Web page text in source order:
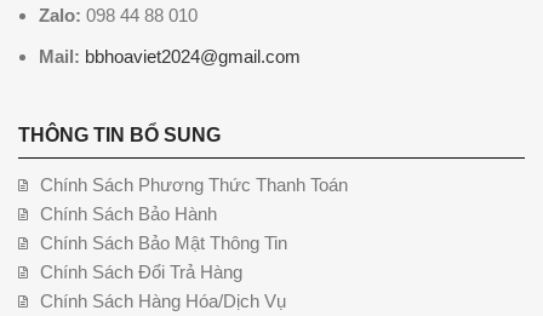
Zalo: 098 44 88 010
Mail: bbhoaviet2024@gmail.com
THÔNG TIN BỔ SUNG
Chính Sách Phương Thức Thanh Toán
Chính Sách Bảo Hành
Chính Sách Bảo Mật Thông Tin
Chính Sách Đổi Trả Hàng
Chính Sách Hàng Hóa/Dịch Vụ